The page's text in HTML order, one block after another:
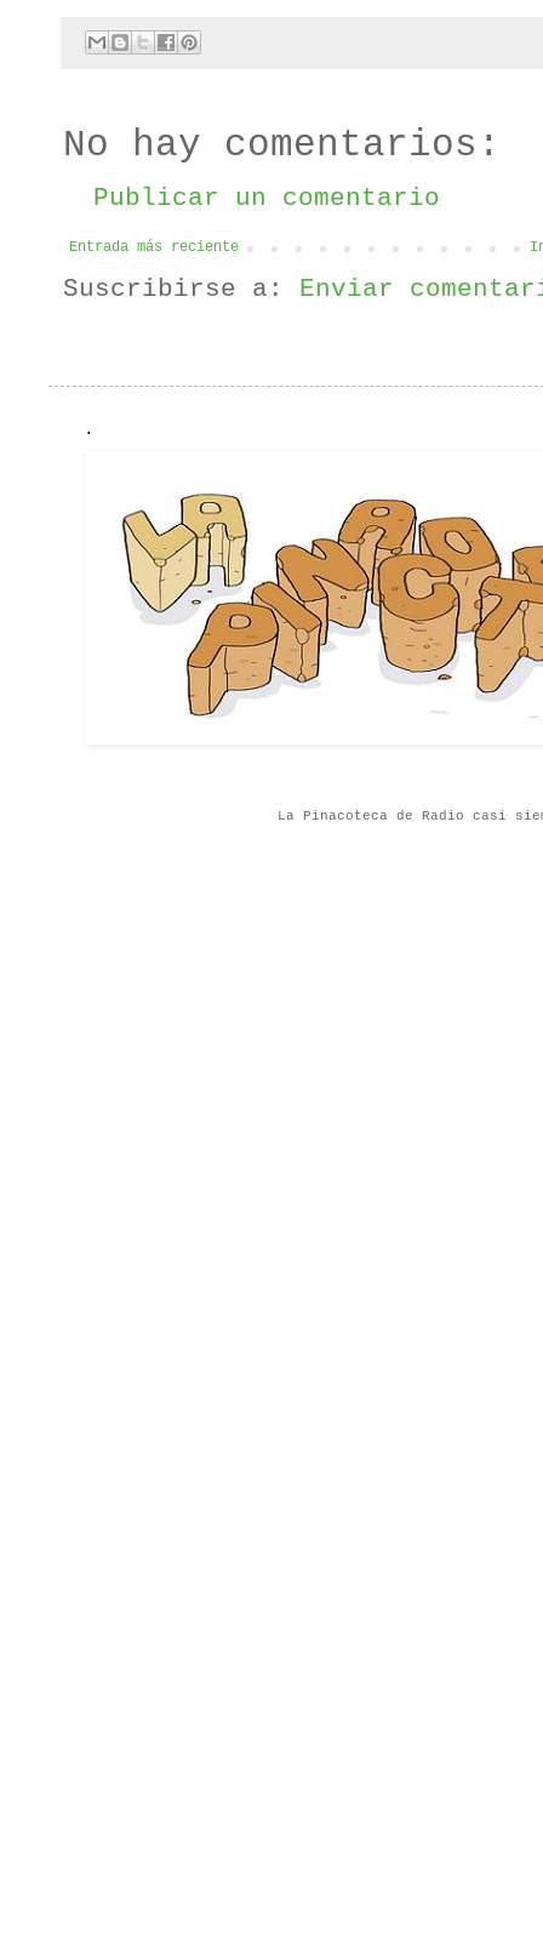
No hay comentarios:
Publicar un comentario
Entrada más reciente
Suscribirse a: Enviar
.
La Pinacoteca de Radio casi